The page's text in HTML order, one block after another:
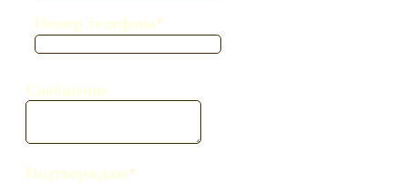
Номер телефона*
Сообщение
Подтверждаю*